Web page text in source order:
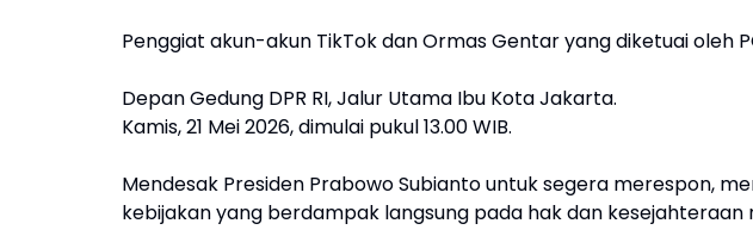
Penggiat akun-akun TikTok dan Ormas Gentar yang diketuai oleh
Depan Gedung DPR RI, Jalur Utama Ibu Kota Jakarta.
Kamis, 21 Mei 2026, dimulai pukul 13.00 WIB.
Mendesak Presiden Prabowo Subianto untuk segera merespon,
kebijakan yang berdampak langsung pada hak dan kesejahteraan